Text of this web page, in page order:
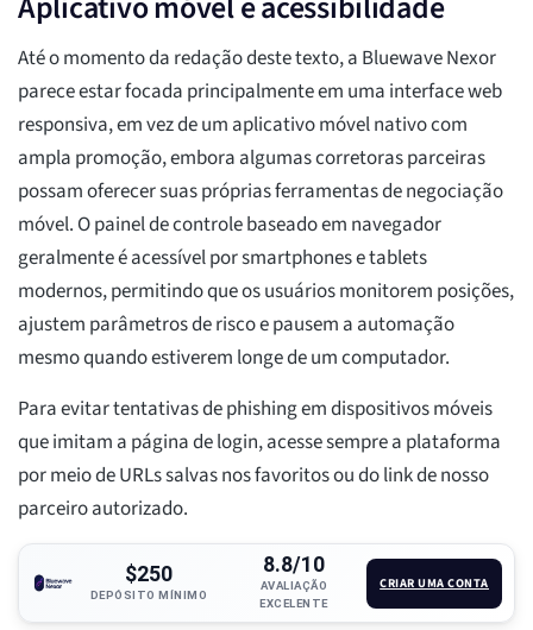
Até o momento da redação deste texto, a Bluewave Nexor
parece estar focada principalmente em uma interface web
responsiva, em vez de um aplicativo móvel nativo com
ampla promoção, embora algumas corretoras parceiras
possam oferecer suas próprias ferramentas de negociação
móvel. O painel de controle baseado em navegador
geralmente é acessível por smartphones e tablets
modernos, permitindo que os usuários monitorem posições,
ajustem parâmetros de risco e pausem a automação
mesmo quando estiverem longe de um computador.
Para evitar tentativas de phishing em dispositivos móveis
que imitam a página de login, acesse sempre a plataforma
por meio de URLs salvas nos favoritos ou do link de nosso
parceiro autorizado.
$250
DEPÓSITO MÍNIMO
8.8/10
AVALIAÇÃO
EXCELENTE
CRIAR UMA CONTA